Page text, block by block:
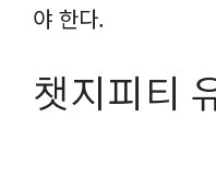
야 한다.
챗지피티